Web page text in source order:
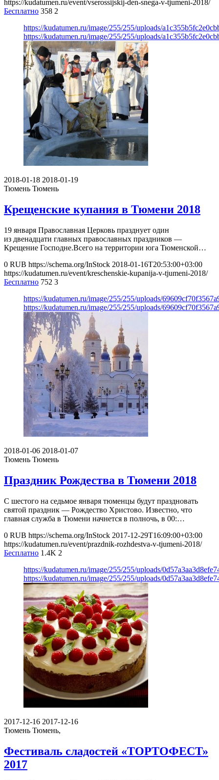
https://kudatumen.ru/event/vserossijskij-den-snega-v-tjumeni-2018/
Бесплатно 358 2
https://kudatumen.ru/image/255/255/uploads/
https://kudatumen.ru/image/255/255/uploads/
2018-01-18 2018-01-19
Тюмень Тюмень
Крещенские купания в Тюмени 2018
19 января Православная Церковь празднует один
из двенадцати главных православных праздников —
Крещение Господне.Всего на территории юга Тюменской…
0 RUB https://schema.org/InStock 2018-01-16T20:53:00+03:00
https://kudatumen.ru/event/kreschenskie-kupanija-v-tjumeni-2018/
Бесплатно 752 3
https://kudatumen.ru/image/255/255/uploads/
https://kudatumen.ru/image/255/255/uploads/
2018-01-06 2018-01-07
Тюмень Тюмень
Праздник Рождества в Тюмени 2018
С шестого на седьмое января тюменцы будут праздновать
святой праздник — Рождество Христово. Известно, что
главная служба в Тюмени начнется в полночь, в 00:…
0 RUB https://schema.org/InStock 2017-12-29T16:09:00+03:00
https://kudatumen.ru/event/prazdnik-rozhdestva-v-tjumeni-2018/
Бесплатно 1.4K 2
https://kudatumen.ru/image/255/255/uploads/
https://kudatumen.ru/image/255/255/uploads/
2017-12-16 2017-12-16
Тюмень Тюмень,
Фестиваль сладостей «ТОРТОФЕСТ»
2017